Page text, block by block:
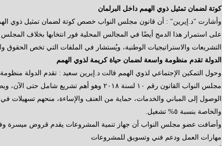
كوتة لضمان تمثيل ذوي الهمم داخل البرلمان
وأشارت "د.إيرين" : أن قانون مجلس النواب خصص كوتة لضمان تمثيل ذوي الهمم
على استمرار هذا الدمج أيضًا في المجالس المحلية فور انتخابها بخلاف
التشريعات والاستراتيجيات الوطنية، ويُستشار في الملفات التي تخص الحقوق
الدولة تقدم منظومة واسعة لضمان حياة كريمة لذوي الهمم
وحول التمكين الإجتماعي لذوي الهمم قالت د.إيرين سعيد : تقدم الدولة
مجلس النواب القانون رقم ١٠ لسنة ٢٠١٨ وهو أهم
الوصول إلى المباني والخدمات، حماية من العنف والإساءة، منحهم تسهيلات في
والخاصة بنسبة ٥% تشغيل.
وأضافت عضو مجلس النواب أن جهاز تنمية المشروعات يقدم قروض ميسرة
مهارات العمل ودعم فني وتسويق للمشروعات